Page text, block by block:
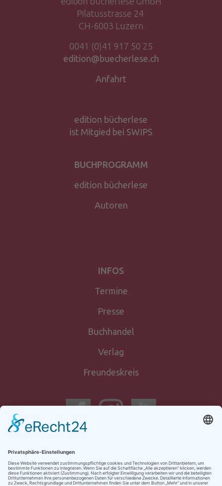
Pilatusstrasse 24
CH-6003 Luzern
0041 (0)41 917 50 25
edition@buecherlese.ch
Anfahrt
edition bücherlese
ist Mitgied bei SWIPS
BUCHPROGRAMM
edition bücherlese
Autoren
INFOS
Termine
Presse
Buchhandel
Verlag
Freundeskreis
Kontakt